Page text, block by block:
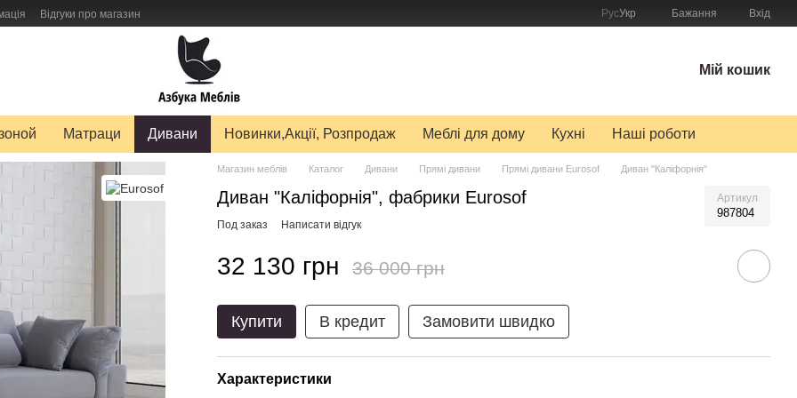
Відгуки про магазин
РусУкр Бажання Вхід
Мій кошик
Матраци Дивани Новинки,Акції, Розпродаж Меблі для дому Кухні Наші роботи
Магазин меблів Каталог Дивани Прямі дивани Прямі дивани Eurosof Диван "Каліфорнія"
Диван "Каліфорнія", фабрики Eurosof Артикул
987804
Под заказ Написати відгук
32 130 грн 36 000 грн
Купити В кредит Замовити швидко
Характеристики